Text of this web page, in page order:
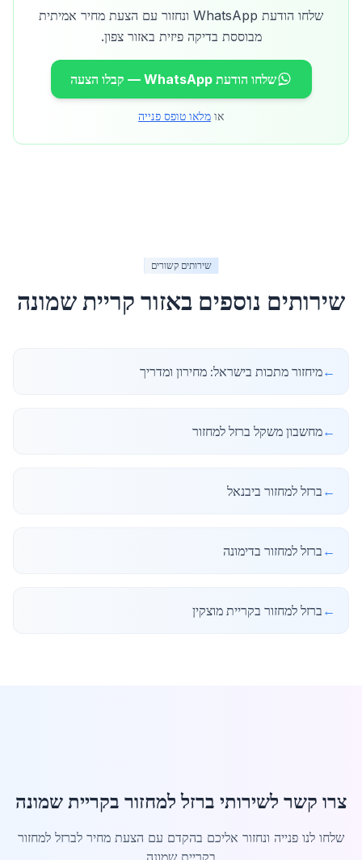
שלחו הודעת WhatsApp ונחזור עם הצעת מחיר אמיתית
מבוססת בדיקה פיזית באזור צפון.
שלחו הודעת WhatsApp — קבלו הצעה
או מלאו טופס פנייה
שירותים קשורים
שירותים נוספים באזור קריית שמונה
←מיחזור מתכות בישראל: מחירון ומדריך
←מחשבון משקל ברזל למחזור
← ברזל למחזור ביבנאל
← ברזל למחזור בדימונה
← ברזל למחזור בקריית מוצקין
צרו קשר לשירותי ברזל למחזור בקריית שמונה
שלחו לנו פנייה ונחזור אליכם בהקדם עם הצעת מחיר לברזל למחזור
בקריית שמונה